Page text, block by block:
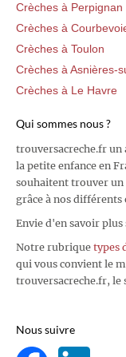
Crèches à Perpignan
Crèches à
Crèches à Toulon
Crèches à Asnières-
Crèches à Le Havre
Qui sommes nous ?
trouversacreche.fr un
la petite enfance en
souhaitent trouver
grâce à nos différents
Envie d'en savoir plus
Notre rubrique types
qui vous convient le
trouversacreche.fr, le
Nous suivre